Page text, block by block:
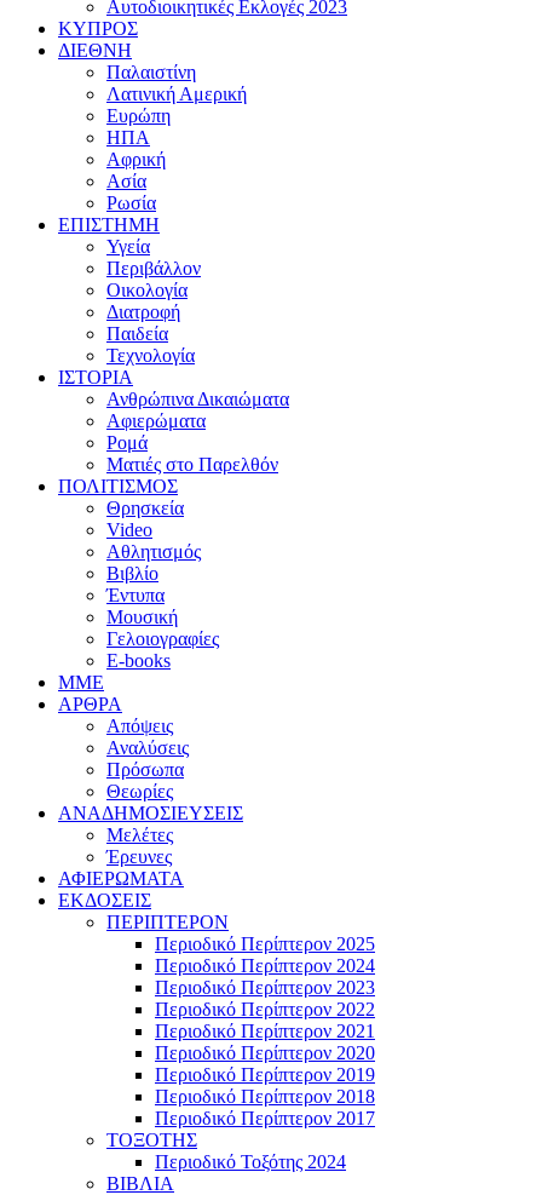
Αυτοδιοικητικές Εκλογές 2023
ΚΥΠΡΟΣ
ΔΙΕΘΝΗ
Παλαιστίνη
Λατινική Αμερική
Ευρώπη
ΗΠΑ
Αφρική
Ασία
Ρωσία
ΕΠΙΣΤΗΜΗ
Υγεία
Περιβάλλον
Οικολογία
Διατροφή
Παιδεία
Τεχνολογία
ΙΣΤΟΡΙΑ
Ανθρώπινα Δικαιώματα
Αφιερώματα
Ρομά
Ματιές στο Παρελθόν
ΠΟΛΙΤΙΣΜΟΣ
Θρησκεία
Video
Αθλητισμός
Βιβλίο
Έντυπα
Μουσική
Γελοιογραφίες
E-books
MME
ΑΡΘΡΑ
Απόψεις
Αναλύσεις
Πρόσωπα
Θεωρίες
ΑΝΑΔΗΜΟΣΙΕΥΣΕΙΣ
Μελέτες
Έρευνες
ΑΦΙΕΡΩΜΑΤΑ
ΕΚΔΟΣΕΙΣ
ΠΕΡΙΠΤΕΡΟΝ
Περιοδικό Περίπτερον 2025
Περιοδικό Περίπτερον 2024
Περιοδικό Περίπτερον 2023
Περιοδικό Περίπτερον 2022
Περιοδικό Περίπτερον 2021
Περιοδικό Περίπτερον 2020
Περιοδικό Περίπτερον 2019
Περιοδικό Περίπτερον 2018
Περιοδικό Περίπτερον 2017
ΤΟΞΟΤΗΣ
Περιοδικό Τοξότης 2024
ΒΙΒΛΙΑ